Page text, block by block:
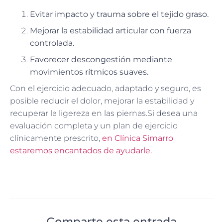
Evitar impacto y trauma sobre el tejido graso.
Mejorar la estabilidad articular con fuerza
controlada.
Favorecer descongestión mediante
movimientos rítmicos suaves.
Con el ejercicio adecuado, adaptado y seguro, es
posible reducir el dolor, mejorar la estabilidad y
recuperar la ligereza en las piernas.Si desea una
evaluación completa y un plan de ejercicio
clínicamente prescrito, en Clínica Simarro
estaremos encantados de ayudarle.